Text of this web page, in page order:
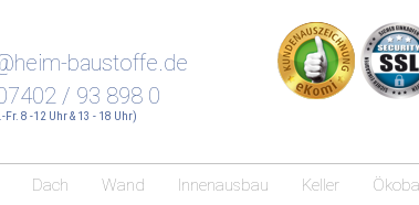
baustoffe.de
/ 93 898 0
Fr. 8 -12 Uhr & 13 - 18 Uhr)
Dach Wand Innenausbau Keller